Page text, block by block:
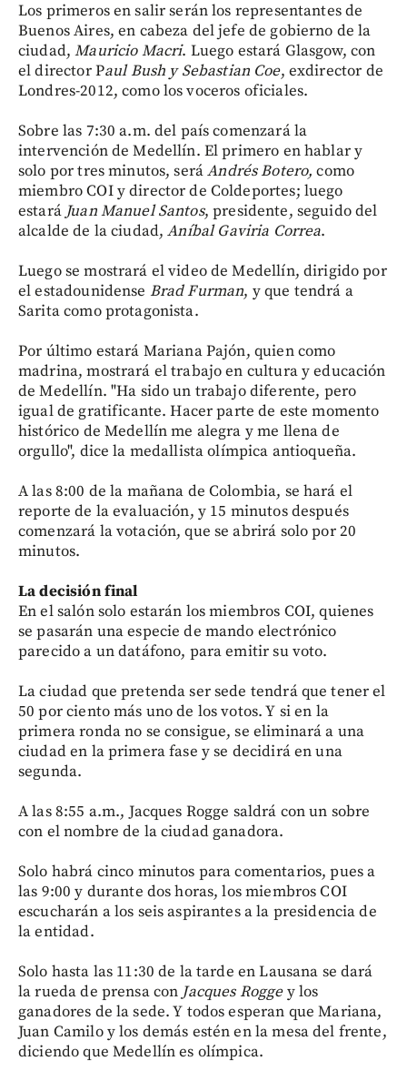
Los primeros en salir serán los representantes de
Buenos Aires, en cabeza del jefe de gobierno de la
ciudad,Mauricio Macri. Luego estará Glasgow, con
el director Paul Bush y Sebastian Coe, exdirector de
Londres-2012, como los voceros oficiales.
Sobre las 7:30 a.m. del país comenzará la
intervención de Medellín. El primero en hablar y
solo por tres minutos, seráAndrés Botero, como
miembro COI y director de Coldeportes; luego
estará Juan Manuel Santos, presidente, seguido del
alcalde de la ciudad,Aníbal Gaviria Correa.
Luego se mostrará el video de Medellín, dirigido por
el estadounidense Brad Furman, y que tendrá a
Sarita como protagonista.
Por último estará Mariana Pajón, quien como
madrina, mostrará el trabajo en cultura y educación
de Medellín. "Ha sido un trabajo diferente, pero
igual de gratificante. Hacer parte de este momento
histórico de Medellín me alegra y me llena de
orgullo", dice la medallista olímpica antioqueña.
A las 8:00 de la mañana de Colombia, se hará el
reporte de la evaluación, y 15 minutos después
comenzará la votación, que se abrirá solo por 20
minutos.
La decisión final
En el salón solo estarán los miembros COI, quienes
se pasarán una especie de mando electrónico
parecido a un datáfono, para emitir su voto.
La ciudad que pretenda ser sede tendrá que tener el
50 por ciento más uno de los votos. Y si en la
primera ronda no se consigue, se eliminará a una
ciudad en la primera fase y se decidirá en una
segunda.
A las 8:55 a.m., Jacques Rogge saldrá con un sobre
con el nombre de la ciudad ganadora.
Solo habrá cinco minutos para comentarios, pues a
las 9:00 y durante dos horas, los miembros COI
escucharán a los seis aspirantes a la presidencia de
la entidad.
Solo hasta las 11:30 de la tarde en Lausana se dará
la rueda de prensa con Jacques Roggey los
ganadores de la sede. Y todos esperan que Mariana,
Juan Camilo y los demás estén en la mesa del frente,
diciendo que Medellín es olímpica.